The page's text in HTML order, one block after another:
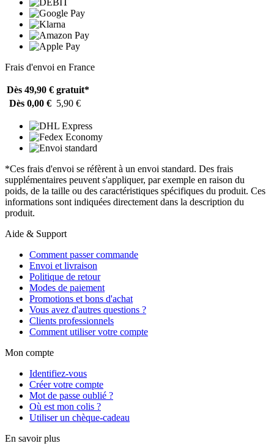
Frais d'envoi en France
Dès 49,90 € gratuit*
Dès 0,00 € 5,90 €
*Ces frais d'envoi se réfèrent à un envoi standard. Des frais
supplémentaires peuvent s'appliquer, par exemple en raison du
poids, de la taille ou des caractéristiques spécifiques du produit. Ces
informations sont indiquées directement dans la description du
produit.
Aide & Support
Comment passer commande
Envoi et livraison
Politique de retour
Modes de paiement
Promotions et bons d'achat
Vous avez d'autres questions ?
Clients professionnels
Comment utiliser votre compte
Mon compte
Identifiez-vous
Créer votre compte
Mot de passe oublié ?
Où est mon colis ?
Utiliser un chèque-cadeau
En savoir plus